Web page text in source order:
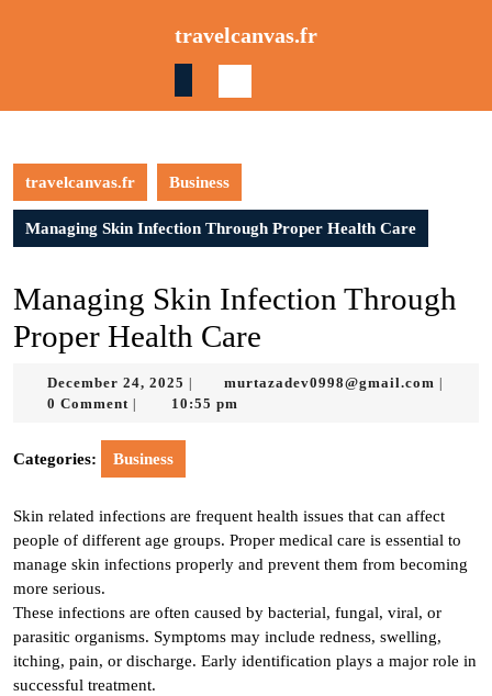
travelcanvas.fr
travelcanvas.fr Business
Managing Skin Infection Through Proper Health Care
Managing Skin Infection Through
Proper Health Care
December 24, 2025 December
24,
murtazadev0998@gmail.com
0 Comment 10:55 pm
Categories: Business
Skin related infections are frequent health issues that can affect
people of different age groups. Proper medical care is essential to
manage skin infections properly and prevent them from becoming
more serious.
These infections are often caused by bacterial, fungal, viral, or
parasitic organisms. Symptoms may include redness, swelling,
itching, pain, or discharge. Early identification plays a major role in
successful treatment.